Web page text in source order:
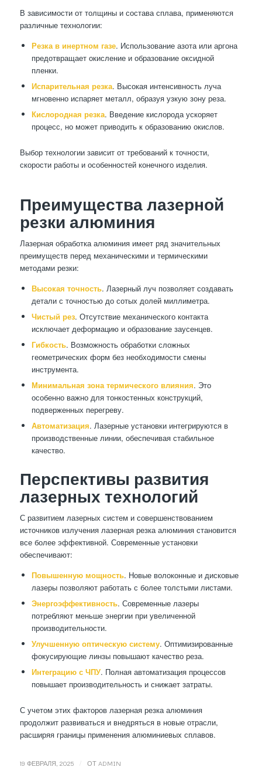
В зависимости от толщины и состава сплава, применяются
различные технологии:
Резка в инертном газе. Использование азота или аргона
предотвращает окисление и образование оксидной
пленки.
Испарительная резка. Высокая интенсивность луча
мгновенно испаряет металл, образуя узкую зону реза.
Кислородная резка. Введение кислорода ускоряет
процесс, но может приводить к образованию окислов.
Выбор технологии зависит от требований к точности,
скорости работы и особенностей конечного изделия.
Преимущества лазерной
резки алюминия
Лазерная обработка алюминия имеет ряд значительных
преимуществ перед механическими и термическими
методами резки:
Высокая точность. Лазерный луч позволяет создавать
детали с точностью до сотых долей миллиметра.
Чистый рез. Отсутствие механического контакта
исключает деформацию и образование заусенцев.
Гибкость. Возможность обработки сложных
геометрических форм без необходимости смены
инструмента.
Минимальная зона термического влияния. Это
особенно важно для тонкостенных конструкций,
подверженных перегреву.
Автоматизация. Лазерные установки интегрируются в
производственные линии, обеспечивая стабильное
качество.
Перспективы развития
лазерных технологий
С развитием лазерных систем и совершенствованием
источников излучения лазерная резка алюминия становится
все более эффективной. Современные установки
обеспечивают:
Повышенную мощность. Новые волоконные и дисковые
лазеры позволяют работать с более толстыми листами.
Энергоэффективность. Современные лазеры
потребляют меньше энергии при увеличенной
производительности.
Улучшенную оптическую систему. Оптимизированные
фокусирующие линзы повышают качество реза.
Интеграцию с ЧПУ. Полная автоматизация процессов
повышает производительность и снижает затраты.
С учетом этих факторов лазерная резка алюминия
продолжит развиваться и внедряться в новые отрасли,
расширяя границы применения алюминиевых сплавов.
19 ФЕВРАЛЯ, 2025 ОТ ADMIN